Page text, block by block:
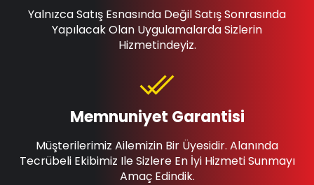
Memnuniyet Garantisi
Müşterilerimiz Ailemizin Bir Üyesidir. Alanında
Tecrübeli Ekibimiz Ile Sizlere En İyi Hizmeti Sunmayı
Amaç Edindik.
Yalnızca Satış Esnasında Değil Satış Sonrasında
Yapılacak Olan Uygulamalarda Sizlerin
Hizmetindeyiz.